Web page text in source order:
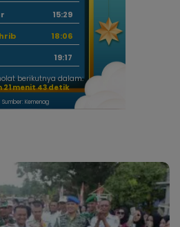
15:29
18:06
19:17
berikutnya dalam:
21 menit 42 detik
Sumber: Kemenag